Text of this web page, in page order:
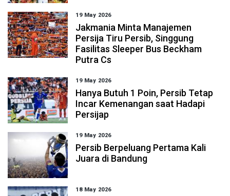
19 May 2026
Jakmania Minta Manajemen
Persija Tiru Persib, Singgung
Fasilitas Sleeper Bus Beckham
Putra Cs
19 May 2026
Hanya Butuh 1 Poin, Persib Tetap
Incar Kemenangan saat Hadapi
Persijap
19 May 2026
Persib Berpeluang Pertama Kali
Juara di Bandung
18 May 2026